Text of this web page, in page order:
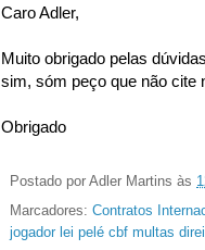
Caro Adler,
Muito obrigado pelas
sim, sóm peço que não cite
Obrigado
Postado por Adler Martins às
Marcadores: Contratos
jogador lei pelé cbf multas